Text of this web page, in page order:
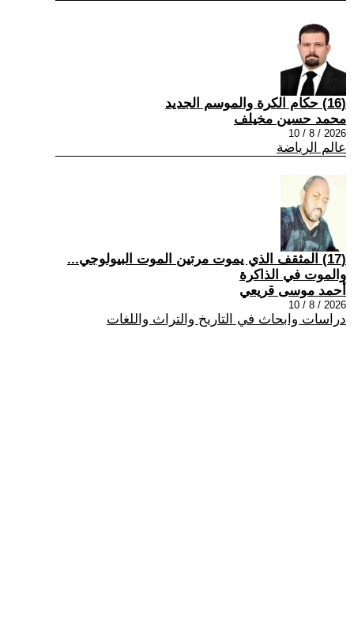
(16) حكام الكرة والموسم الجديد
محمد حسين مخيلف
2026 / 8 / 10
عالم الرياضة
(17) المثقف الذي يموت مرتين الموت البيولوجي...
والموت في الذاكرة
أحمد موسى قريعي
2026 / 8 / 10
دراسات وابحاث في التاريخ والتراث واللغات